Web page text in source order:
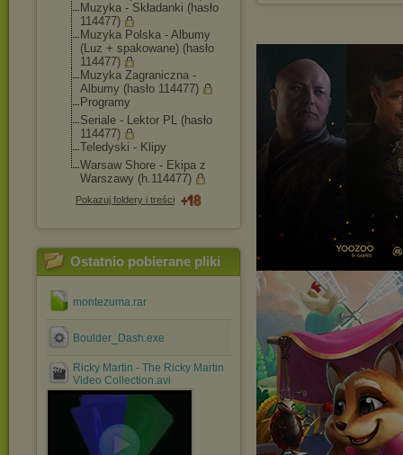
Muzyka - Składanki (hasło
114477)
Muzyka Polska - Albumy
(Luz + spakowane) (hasło
114477)
Muzyka Zagraniczna -
Albumy (hasło 114477)
Programy
Seriale - Lektor PL (hasło
114477)
Teledyski - Klipy
Warsaw Shore - Ekipa z
Warszawy (h.114477)
Pokazuj foldery i treści
Ostatnio pobierane pliki
montezuma.rar
Boulder_Dash.exe
Ricky Martin - The Ricky Martin
Video Collection.avi